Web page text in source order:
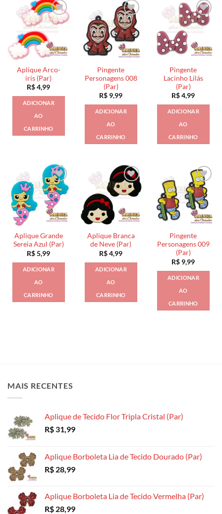
Aplique Arco-
íris (Par)
R$4,99
ADICIONAR
AO
CARRINHO
Pingente
Personagens 008
(Par)
R$ 9,99
ADICIONAR
AO
CARRINHO
Pingente
Lacinho Lilás
(Par)
R$4,99
ADICIONAR
AO
CARRINHO
Aplique Grande
Sereia Azul (Par)
R$5,99
ADICIONAR
AO
CARRINHO
Aplique Branca
de Neve (Par)
R$4,99
ADICIONAR
AO
CARRINHO
Pingente
Personagens 009
(Par)
R$ 9,99
ADICIONAR
AO
CARRINHO
MAIS RECENTES
Aplique de Tecido Flor Tripla Cristal (Par)
R$ 31,99
Aplique Borboleta Lia de Tecido Dourado (Par)
R$ 28,99
Aplique Borboleta Lia de Tecido Vermelha (Par)
R$ 28,99